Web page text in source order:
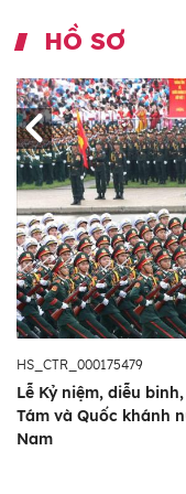
HỒ SƠ
HS_CTR_000175479
Lễ Kỷ niệm, diễu
Tám và Quốc khánh
Nam